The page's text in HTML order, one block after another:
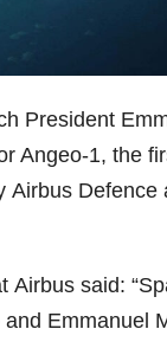
President
Angeo-1, the
Airbus Defence
Airbus said:
Emmanuel